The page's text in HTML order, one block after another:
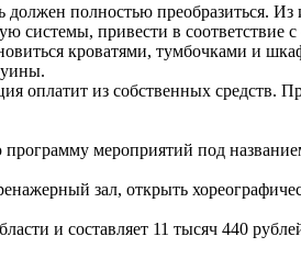
полностью преобразиться. Из
системы, привести в соответствие
кроватями, тумбочками и
оплатит из собственных средств.
мероприятий под
зал, открыть
и составляет 11 тысяч 440